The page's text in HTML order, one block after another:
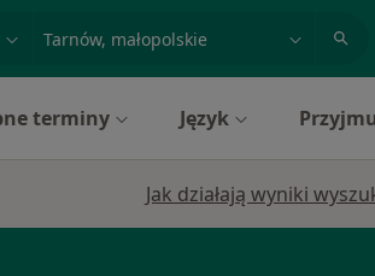
miasto lub dzielnica
terminy Język
Jak działają wyniki